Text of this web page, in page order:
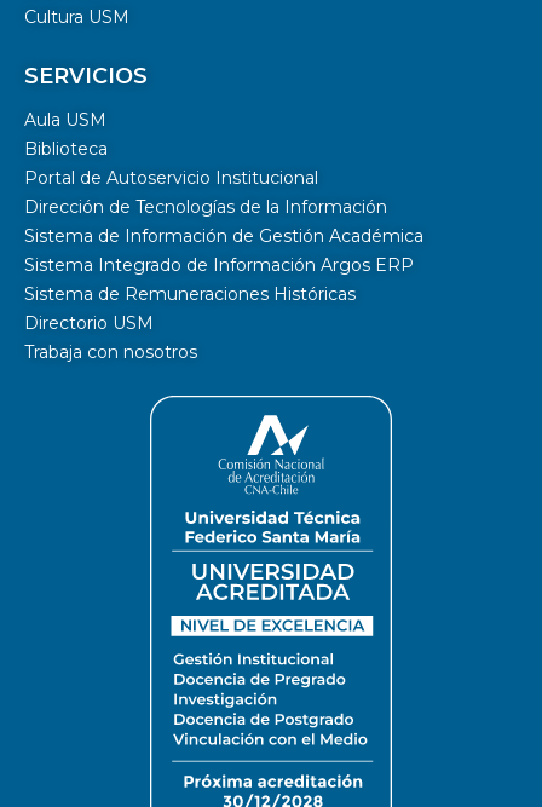
Cultura USM
SERVICIOS
Aula USM
Biblioteca
Portal de Autoservicio Institucional
Dirección de Tecnologías de la Información
Sistema de Información de Gestión Académica
Sistema Integrado de Información Argos ERP
Sistema de Remuneraciones Históricas
Directorio USM
Trabaja con nosotros